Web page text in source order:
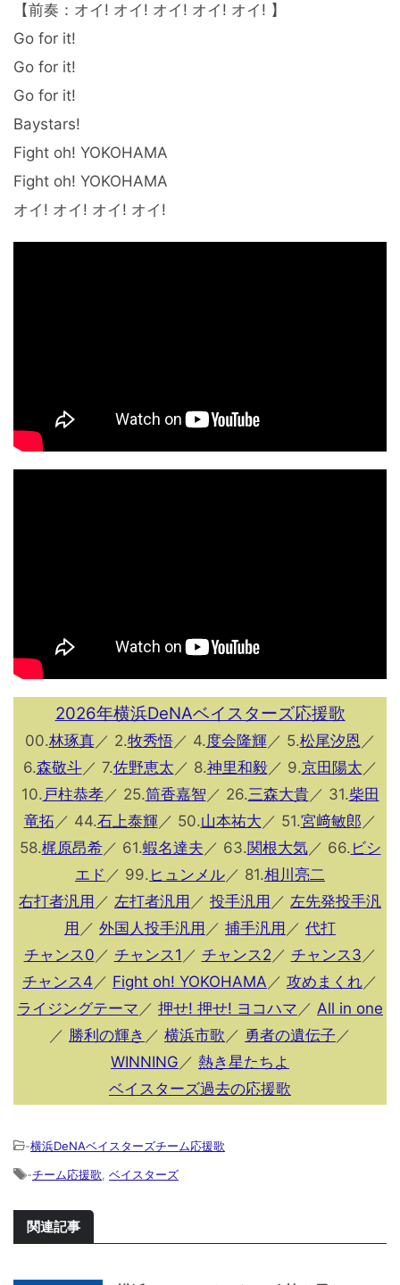
【前奏：オイ! オイ! オイ! オイ! オイ! 】
Go for it!
Go for it!
Go for it!
Baystars!
Fight oh! YOKOHAMA
Fight oh! YOKOHAMA
オイ! オイ! オイ! オイ!
2026年横浜DeNAベイスターズ応援歌
00.林琢真／ 2.牧秀悟／ 4.度会隆輝／ 5.松尾汐恩 ／
6.森敬斗／ 7.佐野恵太 ／ 8.神里和毅／ 9.京田陽太 ／
10. 戸柱恭孝／ 25.筒香嘉智 ／ 26.三森大貴／ 31.柴田
竜拓 ／ 44.石上泰輝／ 50.山本祐大 ／ 51.宮﨑敏郎 ／
58.梶原昂希／ 61.蝦名達夫 ／ 63.関根大気／ 66. ビシ
エド ／ 99. ヒュンメル ／ 81.相川亮二
右打者汎用 ／ 左打者汎用 ／ 投手汎用 ／ 左先発投手汎
用 ／ 外国人投手汎用 ／ 捕手汎用 ／ 代打
チャンス0 ／ チャンス1 ／ チャンス2 ／ チャンス3 ／
チャンス4 ／ Fight oh! YOKOHAMA ／ 攻めまくれ ／
ライジングテーマ ／ 押せ! 押せ! ヨコハマ ／ All in one
／ 勝利の輝き ／ 横浜市歌 ／ 勇者の遺伝子 ／
WINNING ／ 熱き星たちよ
ベイスターズ過去の応援歌
-横浜DeNAベイスターズチーム応援歌
-チーム応援歌 ベイスターズ
関連記事